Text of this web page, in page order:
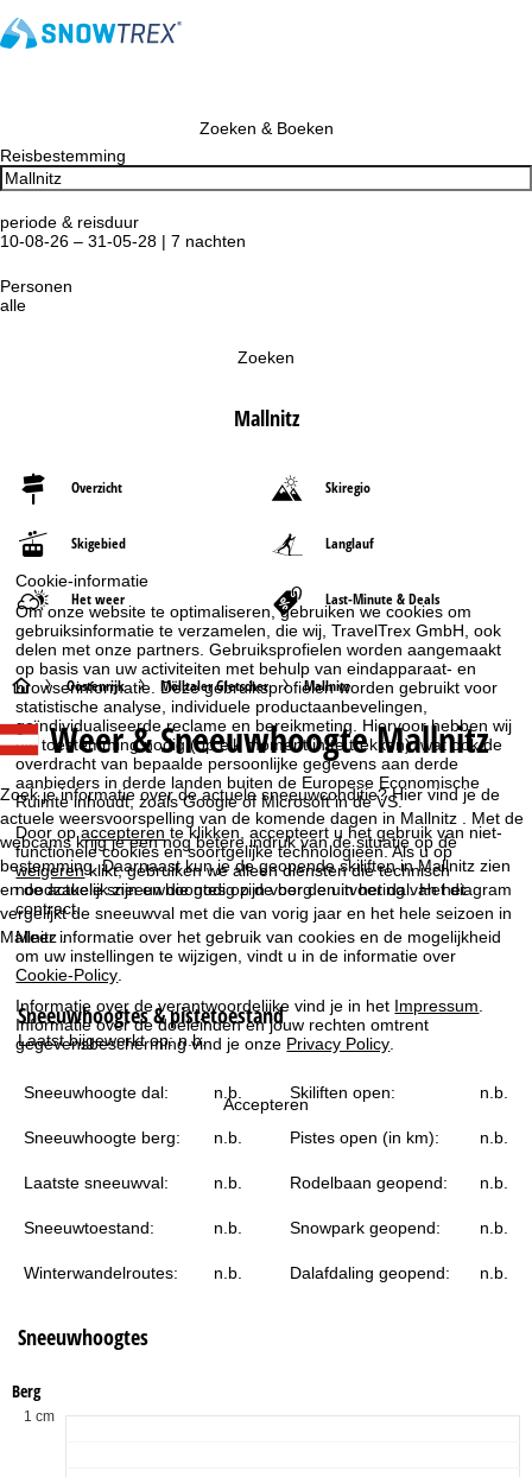
Cookie-informatie
Om onze website te optimaliseren, gebruiken we cookies om
gebruiksinformatie te verzamelen, die wij, TravelTrex GmbH, ook
delen met onze partners. Gebruiksprofielen worden aangemaakt
op basis van uw activiteiten met behulp van eindapparaat- en
browserinformatie. Deze gebruiksprofielen worden gebruikt voor
statistische analyse, individuele productaanbevelingen,
geïndividualiseerde reclame en bereikmeting. Hiervoor hebben wij
uw toestemming nodig (op elk moment in te trekken), wat ook de
overdracht van bepaalde persoonlijke gegevens aan derde
aanbieders in derde landen buiten de Europese Economische
Ruimte inhoudt, zoals Google of Microsoft in de VS.
Door opaccepteren te klikken, accepteert u het gebruik van niet-
functionele cookies en soortgelijke technologieën. Als u op
weigerenklikt, gebruiken we alleen diensten die technisch
noodzakelijk zijn en die nodig zijn voor de uitvoering van het
contract.
Meer informatie over het gebruik van cookies en de mogelijkheid
om uw instellingen te wijzigen, vindt u in de informatie over
Cookie-Policy
Informatie over de verantwoordelijke vind je in het Impressum
Informatie over de doeleinden en jouw rechten omtrent
gegevensbescherming vind je onze Privacy Policy
Accepteren
Zoeken & Boeken
Reisbestemming
periode & reisduur
10-08-26 – 31-05-28 | 7 nachten
Personen
alle
Zoeken
Mallnitz
Overzicht Skiregio
Skigebied Langlauf
Het weer Last-Minute & Deals
S
t
a
r
t
p
a
g
Oostenrijk Mölltaler Gletscher Mallnitz
Weer & Sneeuwhoogte Mallnitz
Zoek je informatie over de actuele sneeuwconditie? Hier vind je de
actuele weersvoorspelling van de komende dagen in Mallnitz . Met de
webcams krijg je een nog betere indruk van de situatie op de
bestemming. Daarnaast kun je de geopende skiliften in Mallnitz zien
en de actuele sneeuwhoogtes op de berg en in het dal. Het diagram
vergelijkt de sneeuwval met die van vorig jaar en het hele seizoen in
Mallnitz .
Sneeuwhoogtes & pistetoestand
Laatst bijgewerkt op:n.b.
Sneeuwhoogte dal: n.b. Skiliften open: n.b.
Sneeuwhoogte berg: n.b. Pistes open (in km): n.b.
Laatste sneeuwval: n.b. Rodelbaan geopend: n.b.
Sneeuwtoestand: n.b. Snowpark geopend: n.b.
Winterwandelroutes: n.b. Dalafdaling geopend: n.b.
Sneeuwhoogtes
Berg
1 cm